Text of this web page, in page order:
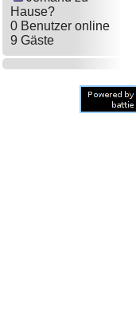
Hause?
0 Benutzer online
9 Gäste